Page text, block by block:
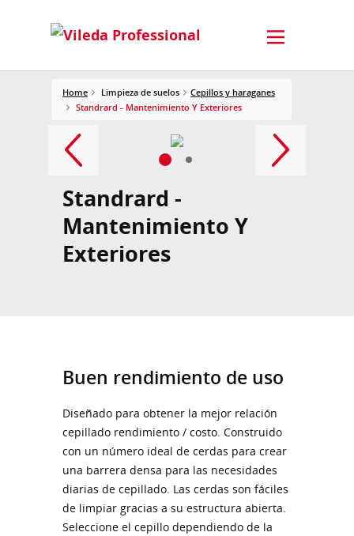
Home Limpieza de suelos
Cepillos y haraganes
Standrard - Mantenimiento Y Exteriores
Standrard -
Mantenimiento Y
Exteriores
Buen rendimiento de uso
Diseñado para obtener la mejor relación
cepillado rendimiento / costo. Construido
con un número ideal de cerdas para crear
una barrera densa para las necesidades
diarias de cepillado. Las cerdas son fáciles
de limpiar gracias a su estructura abierta.
Seleccione el cepillo dependiendo de la